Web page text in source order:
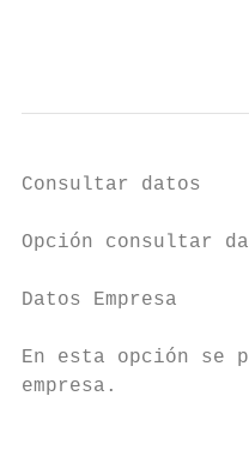
Consultar datos
Opción consultar
Datos Empresa
En esta opción se
empresa.